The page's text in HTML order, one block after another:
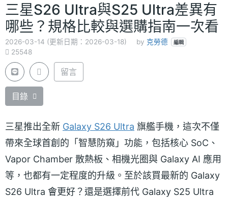
三星S26 Ultra與S25 Ultra差異有
哪些？規格比較與選購指南一次看
2026-03-14 (更新日期：2026-03-18) by 克勞德 編輯
25548
留言
目錄
三星推出全新 Galaxy S26 Ultra 旗艦手機，這次不僅
帶來全球首創的「智慧防窺」功能，包括核心 SoC、
Vapor Chamber 散熱板、相機光圈與 Galaxy AI 應用
等，也都有一定程度的升級。至於該買最新的 Galaxy
S26 Ultra 會更好？還是選擇前代 Galaxy S25 Ultra